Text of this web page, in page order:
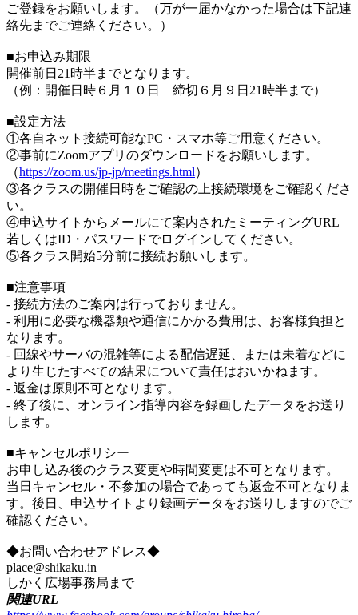
ご登録をお願いします。（万が一届かなかった場合は下記連
絡先までご連絡ください。）
■お申込み期限
開催前日21時半までとなります。
（例：開催日時６月１０日 締切６月９日21時半まで）
■設定方法
①各自ネット接続可能なPC・スマホ等ご用意ください。
②事前にZoomアプリのダウンロードをお願いします。
（https://zoom.us/jp-jp/meetings.html）
③各クラスの開催日時をご確認の上接続環境をご確認くださ
い。
④申込サイトからメールにて案内されたミーティングURL
若しくはID・パスワードでログインしてください。
⑤各クラス開始5分前に接続お願いします。
■注意事項
- 接続方法のご案内は行っておりません。
- 利用に必要な機器類や通信にかかる費用は、お客様負担と
なります。
- 回線やサーバの混雑等による配信遅延、または未着などに
より生じたすべての結果について責任はおいかねます。
- 返金は原則不可となります。
- 終了後に、オンライン指導内容を録画したデータをお送り
します。
■キャンセルポリシー
お申し込み後のクラス変更や時間変更は不可となります。
当日キャンセル・不参加の場合であっても返金不可となりま
す。後日、申込サイトより録画データをお送りしますのでご
確認ください。
◆お問い合わせアドレス◆
place@shikaku.in
しかく広場事務局まで
関連URL